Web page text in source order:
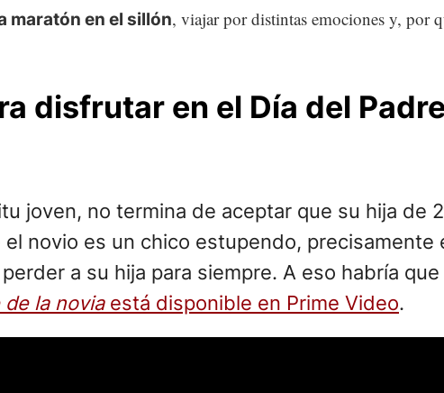
maratón en el sillón, viajar por distintas emociones y, por
disfrutar en el Día del Padre
joven, no termina de aceptar que su hija de
novio es un chico estupendo,
a su hija para siempre. A eso habría
de la novia está disponible en Prime Video.